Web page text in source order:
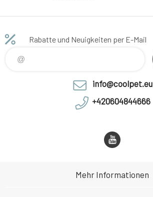
Rabatte und Neuigkeiten per E-Mail
info@coolpet.eu
+420604844666
Mehr Informationen